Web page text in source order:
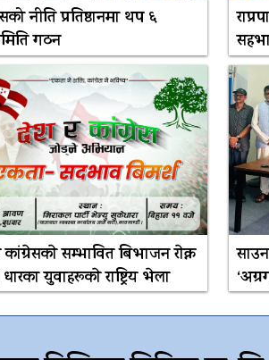
नीति प्रतिष्ठानमा थप ६
गठन
सम्भावित बिभाजन राेक्न
युवाहरूकाे राष्ट्रिय भेला